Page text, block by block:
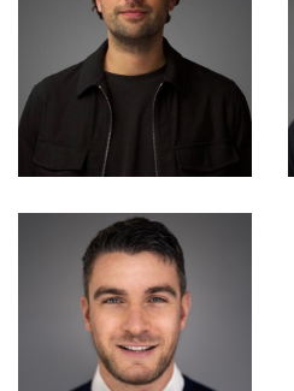
Melissa Scanu
Consultant
Timo de Raat